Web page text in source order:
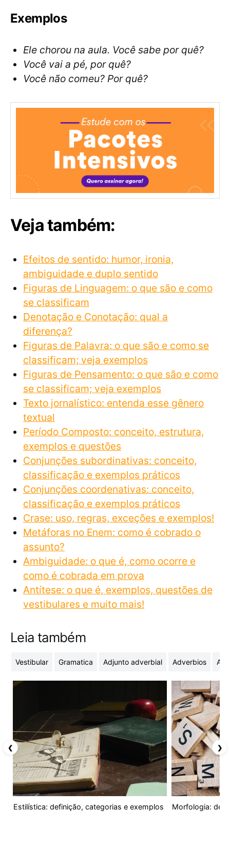
Exemplos
Ele chorou na aula. Você sabe por quê?
Você vai a pé, por quê?
Você não comeu? Por quê?
Veja também:
Efeitos de sentido: humor, ironia,
ambiguidade e duplo sentido
Figuras de Linguagem: o que são e como
se classificam
Denotação e Conotação: qual a
diferença?
Figuras de Palavra: o que são e como se
classificam; veja exemplos
Figuras de Pensamento: o que são e como
se classificam; veja exemplos
Texto jornalístico: entenda esse gênero
textual
Período Composto: conceito, estrutura,
exemplos e questões
Conjunções subordinativas: conceito,
classificação e exemplos práticos
Conjunções coordenativas: conceito,
classificação e exemplos práticos
Crase: uso, regras, exceções e exemplos!
Metáforas no Enem: como é cobrado o
assunto?
Ambiguidade: o que é, como ocorre e
como é cobrada em prova
Antítese: o que é, exemplos, questões de
vestibulares e muito mais!
Leia também
Vestibular Gramatica Adjunto adverbial Adverbios
Estilística: definição, categorias e exemplos Morfologia:
❮ ❯